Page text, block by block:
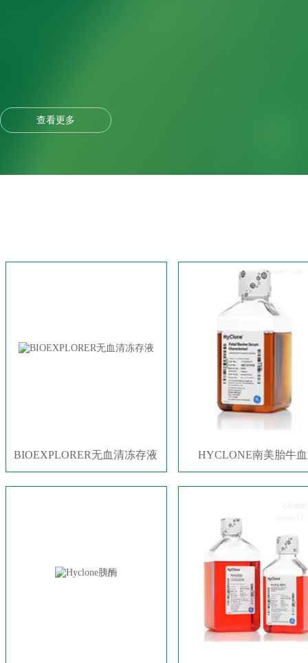
查看更多
BIOEXPLORER无血清冻存液 HYCLONE南美胎牛